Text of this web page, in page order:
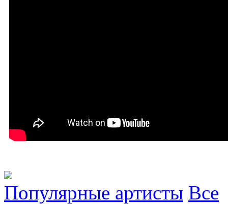
Популярные артисты Все